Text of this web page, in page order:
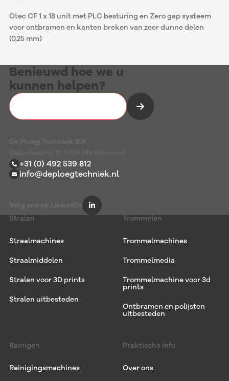
Otec CF 1 x 18 unit met PLC besturing en Zero gap systeem
voor ontbramen en kanten breken van zeer dunne delen
(0,25 mm)
Benieuwd hoe we u
kunnen helpen?
+31 (0) 492 539 812
info@deploegtechniek.nl
Stralen
Straalmachines
Straalmiddelen
Stralen voor 3D prints
Stralen uitbesteden
Trommelen
Trommelmachines
Trommelmedia
Trommelmachine voor 3d
prints
Ontbramen en polijsten
uitbesteden
Reinigen
Reinigingsmachines
Praktische info
Over ons